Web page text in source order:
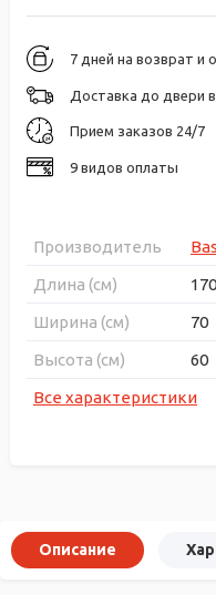
7 дней на возврат и
Доставка до двери
Прием заказов 24/7
9 видов оплаты
Производитель
Bas
Длина (см)
170
Ширина (см)
70
Высота (см)
60
Все характеристики
Описание